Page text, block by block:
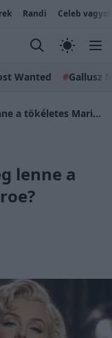
Randi Celeb
Wanted #Gallusz
Melyik magyar híresség lenne a tökéletes Marilyn Monroe? Szavazz most!
lenne a